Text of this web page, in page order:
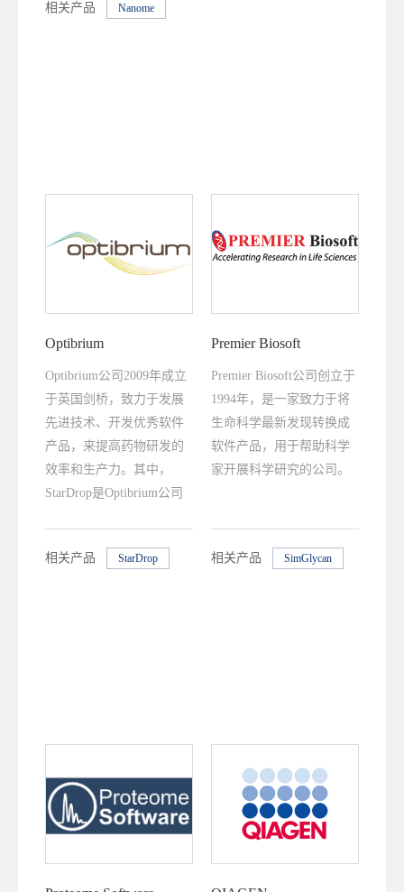
酸，以加速科学决策。
相关产品 Nanome
Optibrium
Optibrium公司2009年成立
于英国剑桥，致力于发展
先进技术、开发优秀软件
产品，来提高药物研发的
效率和生产力。其中，
StarDrop是Optibrium公司
户，包括全球领先的制药
相关产品 StarDrop
Premier Biosoft
Premier Biosoft公司创立于
1994年，是一家致力于将
生命科学最新发现转换成
软件产品，用于帮助科学
家开展科学研究的公司。
相关产品 SimGlycan